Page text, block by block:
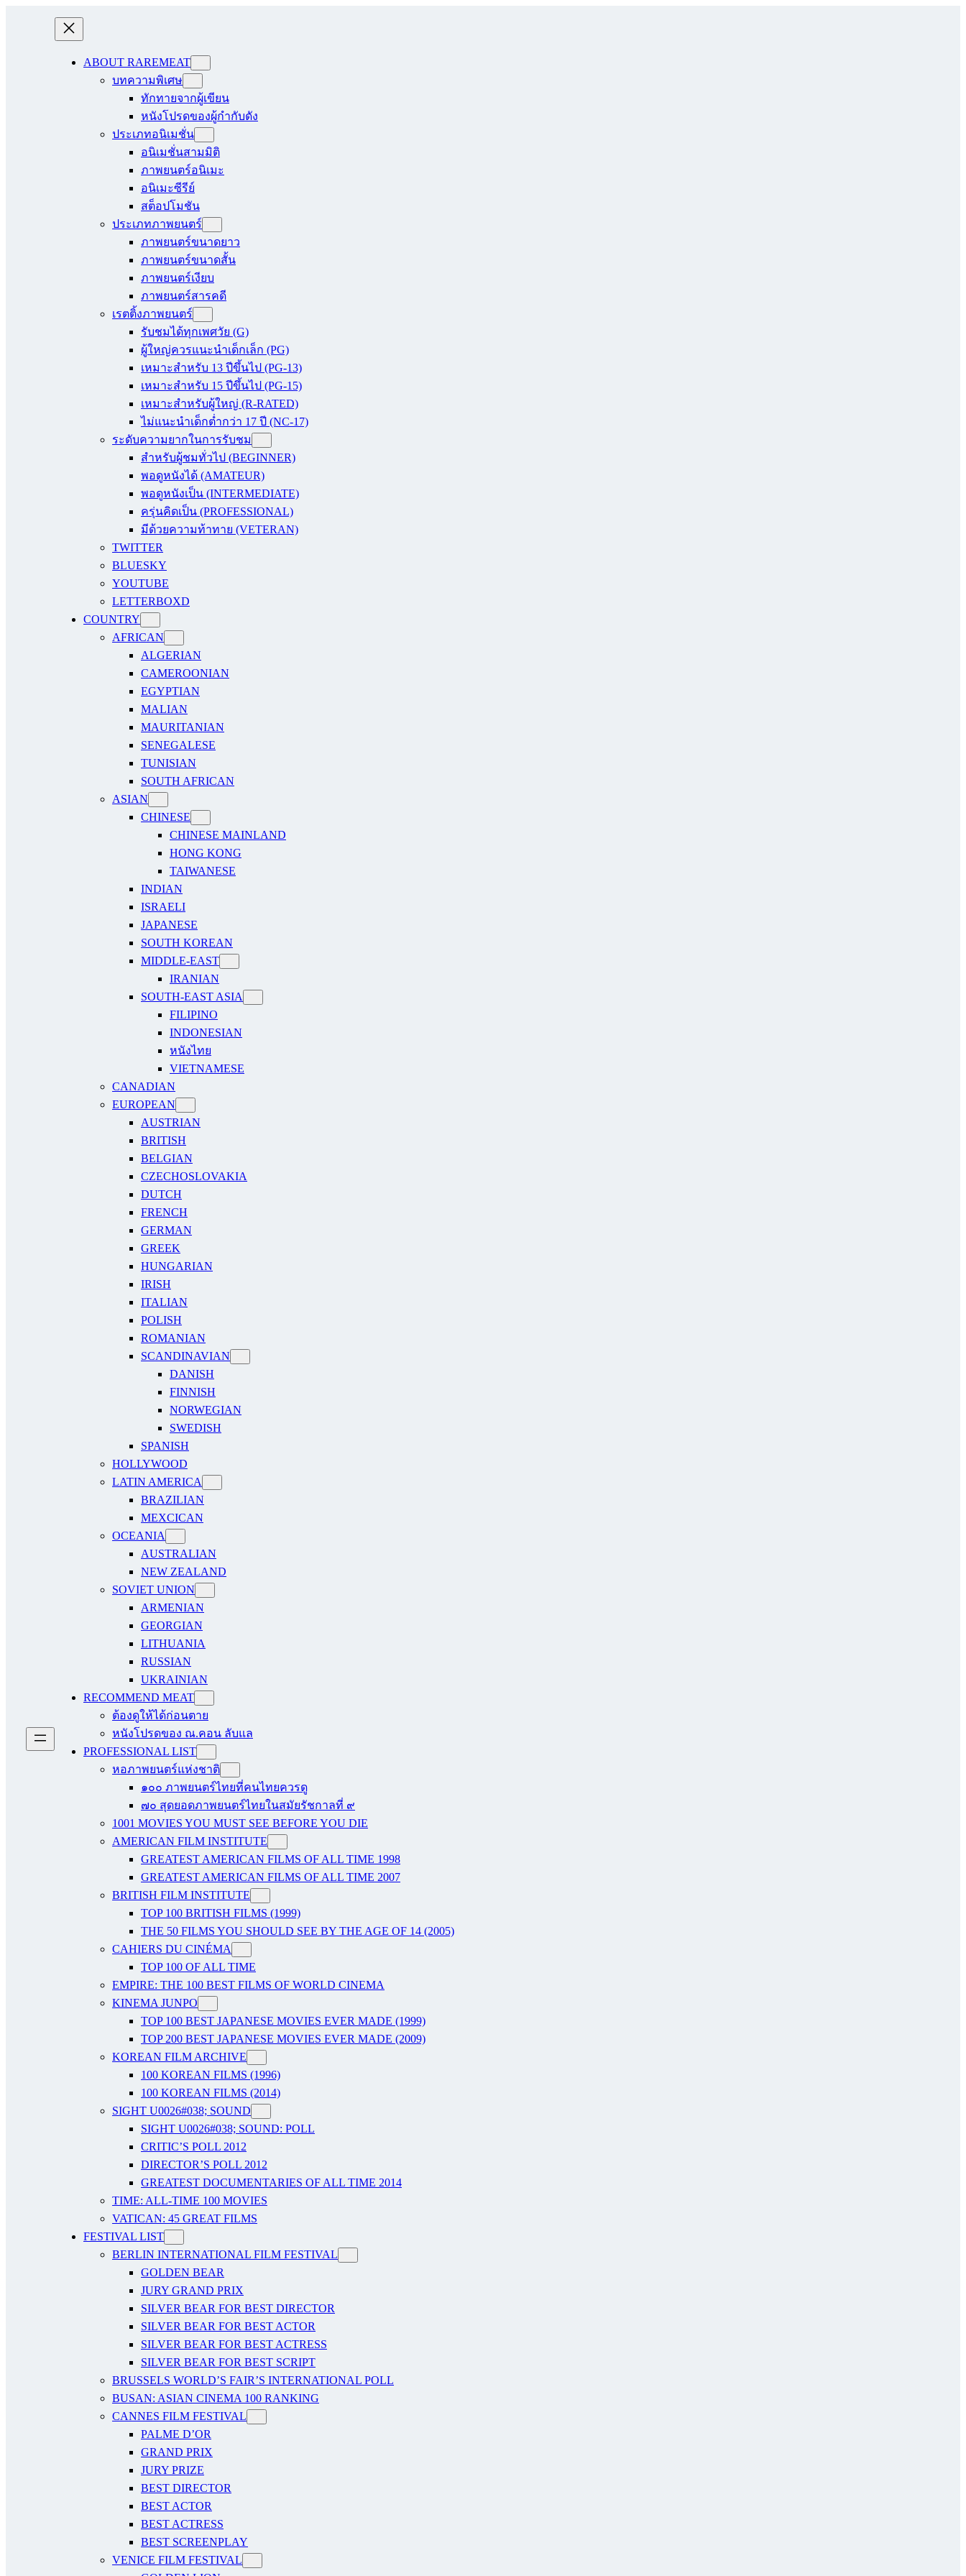
ABOUT RAREMEAT
บทความพิเศษ
ทักทายจากผู้เขียน
หนังโปรดของผู้กำกับดัง
ประเภทอนิเมชั่น
อนิเมชั่นสามมิติ
ภาพยนตร์อนิเมะ
อนิเมะซีรีย์
สต็อปโมชัน
ประเภทภาพยนตร์
ภาพยนตร์ขนาดยาว
ภาพยนตร์ขนาดสั้น
ภาพยนตร์เงียบ
ภาพยนตร์สารคดี
เรตติ้งภาพยนตร์
รับชมได้ทุกเพศวัย (G)
ผู้ใหญ่ควรแนะนำเด็กเล็ก (PG)
เหมาะสำหรับ 13 ปีขึ้นไป (PG-13)
เหมาะสำหรับ 15 ปีขึ้นไป (PG-15)
เหมาะสำหรับผู้ใหญ่ (R-RATED)
ไม่แนะนำเด็กต่ำกว่า 17 ปี (NC-17)
ระดับความยากในการรับชม
สำหรับผู้ชมทั่วไป (BEGINNER)
พอดูหนังได้ (AMATEUR)
พอดูหนังเป็น (INTERMEDIATE)
ครุ่นคิดเป็น (PROFESSIONAL)
มีด้วยความท้าทาย (VETERAN)
TWITTER
BLUESKY
YOUTUBE
LETTERBOXD
COUNTRY
AFRICAN
ALGERIAN
CAMEROONIAN
EGYPTIAN
MALIAN
MAURITANIAN
SENEGALESE
TUNISIAN
SOUTH AFRICAN
ASIAN
CHINESE
CHINESE MAINLAND
HONG KONG
TAIWANESE
INDIAN
ISRAELI
JAPANESE
SOUTH KOREAN
MIDDLE-EAST
IRANIAN
SOUTH-EAST ASIA
FILIPINO
INDONESIAN
หนังไทย
VIETNAMESE
CANADIAN
EUROPEAN
AUSTRIAN
BRITISH
BELGIAN
CZECHOSLOVAKIA
DUTCH
FRENCH
GERMAN
GREEK
HUNGARIAN
IRISH
ITALIAN
POLISH
ROMANIAN
SCANDINAVIAN
DANISH
FINNISH
NORWEGIAN
SWEDISH
SPANISH
HOLLYWOOD
LATIN AMERICA
BRAZILIAN
MEXCICAN
OCEANIA
AUSTRALIAN
NEW ZEALAND
SOVIET UNION
ARMENIAN
GEORGIAN
LITHUANIA
RUSSIAN
UKRAINIAN
RECOMMEND MEAT
ต้องดูให้ได้ก่อนตาย
หนังโปรดของ ณ.คอน ลับแล
PROFESSIONAL LIST
หอภาพยนตร์แห่งชาติ
๑๐๐ ภาพยนตร์ไทยที่คนไทยควรดู
๗๐ สุดยอดภาพยนตร์ไทยในสมัยรัชกาลที่ ๙
1001 MOVIES YOU MUST SEE BEFORE YOU DIE
AMERICAN FILM INSTITUTE
GREATEST AMERICAN FILMS OF ALL TIME 1998
GREATEST AMERICAN FILMS OF ALL TIME 2007
BRITISH FILM INSTITUTE
TOP 100 BRITISH FILMS (1999)
THE 50 FILMS YOU SHOULD SEE BY THE AGE OF 14 (2005)
CAHIERS DU CINÉMA
TOP 100 OF ALL TIME
EMPIRE: THE 100 BEST FILMS OF WORLD CINEMA
KINEMA JUNPO
TOP 100 BEST JAPANESE MOVIES EVER MADE (1999)
TOP 200 BEST JAPANESE MOVIES EVER MADE (2009)
KOREAN FILM ARCHIVE
100 KOREAN FILMS (1996)
100 KOREAN FILMS (2014)
SIGHT U0026#038; SOUND
SIGHT U0026#038; SOUND: POLL
CRITIC’S POLL 2012
DIRECTOR’S POLL 2012
GREATEST DOCUMENTARIES OF ALL TIME 2014
TIME: ALL-TIME 100 MOVIES
VATICAN: 45 GREAT FILMS
FESTIVAL LIST
BERLIN INTERNATIONAL FILM FESTIVAL
GOLDEN BEAR
JURY GRAND PRIX
SILVER BEAR FOR BEST DIRECTOR
SILVER BEAR FOR BEST ACTOR
SILVER BEAR FOR BEST ACTRESS
SILVER BEAR FOR BEST SCRIPT
BRUSSELS WORLD’S FAIR’S INTERNATIONAL POLL
BUSAN: ASIAN CINEMA 100 RANKING
CANNES FILM FESTIVAL
PALME D’OR
GRAND PRIX
JURY PRIZE
BEST DIRECTOR
BEST ACTOR
BEST ACTRESS
BEST SCREENPLAY
VENICE FILM FESTIVAL